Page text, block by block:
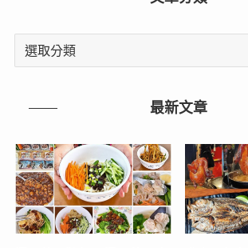
文
最新文章